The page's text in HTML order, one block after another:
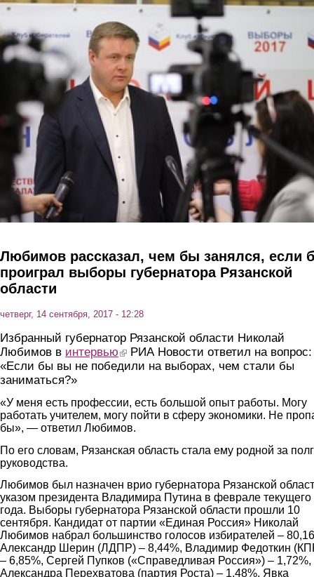
Перейти к основному содержанию
Любимов рассказал, чем бы занялся, если
проиграл выборы губернатора Рязанской
области
четверг, 14 сентября, 2017 - 12:28
Избранный губернатор Рязанской области Николай
Любимов в интервью (link is external)
РИА Новости ответил на вопрос:
«Если бы вы не победили на выборах, чем стали бы
заниматься?»
«У меня есть профессии, есть большой опыт работы. Могу
работать учителем, могу пойти в сферу экономики. Не
бы», — ответил Любимов.
По его словам, Рязанская область стала ему родной за
руководства.
Любимов был назначен врио губернатора Рязанской
указом президента Владимира Путина в феврале текущего
года. Выборы губернатора Рязанской области прошли 10
сентября. Кандидат от партии «Единая Россия» Николай
Любимов набрал большинство голосов избирателей –
Александр Шерин (ЛДПР) – 8,44%, Владимир Федоткин
– 6,85%, Сергей Пупков («Справедливая Россия») – 1,72%,
Александра Перехватова (партия Роста) – 1,48%. Явка